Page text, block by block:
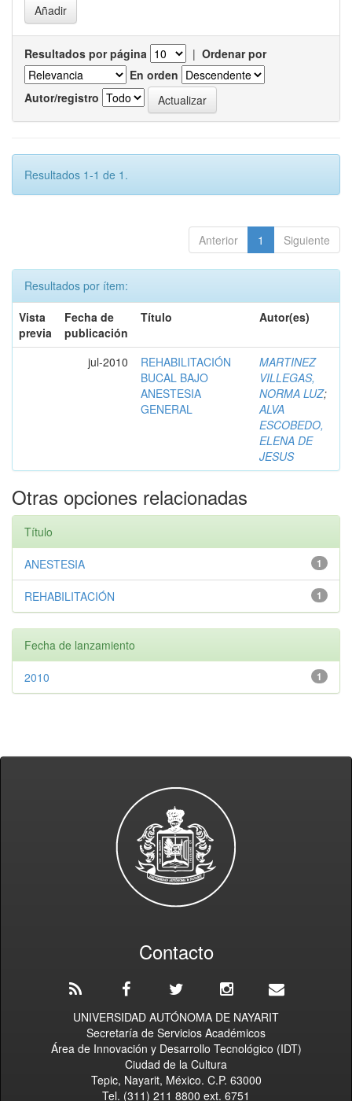
Resultados por página | Ordenar por
En orden
Autor/registro
Resultados 1-1 de 1.
Anterior 1 Siguiente
Resultados por ítem:
Vista
previa
Fecha de
publicación
Título Autor(es)
jul-2010
REHABILITACIÓN
BUCAL BAJO
ANESTESIA
GENERAL
MARTINEZ
VILLEGAS,
NORMA LUZ;
ALVA
ESCOBEDO,
ELENA DE
JESUS
Otras opciones relacionadas
Título
1
ANESTESIA
1
REHABILITACIÓN
Fecha de lanzamiento
1
2010
Contacto
UNIVERSIDAD AUTÓNOMA DE NAYARIT
Secretaría de Servicios Académicos
Área de Innovación y Desarrollo Tecnológico (IDT)
Ciudad de la Cultura
Tepic, Nayarit, México. C.P. 63000
Tel. (311) 211 8800 ext. 6751